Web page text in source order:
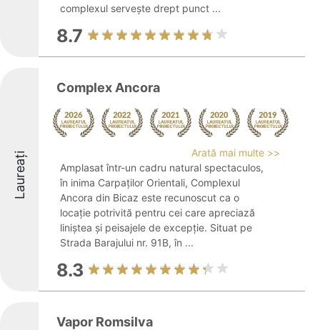
complexul servește drept punct ...
8.7
Laureați
Complex Ancora
Arată mai multe >>
Amplasat într-un cadru natural spectaculos,
în inima Carpaților Orientali, Complexul
Ancora din Bicaz este recunoscut ca o
locație potrivită pentru cei care apreciază
liniștea și peisajele de excepție. Situat pe
Strada Barajului nr. 91B, în ...
8.3
Vapor Romsilva